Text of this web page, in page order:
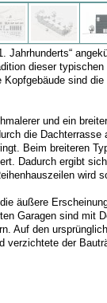
Jahrhunderts“
dieser
sind die
und ein
die Dachterrasse
Beim breiteren
Dadurch ergibt
wird
äußere
Garagen sind mit
Auf den
verzichtete der